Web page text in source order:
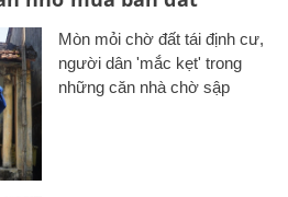
Mòn mỏi chờ đất tái định cư,
người dân 'mắc kẹt' trong
những căn nhà chờ sập